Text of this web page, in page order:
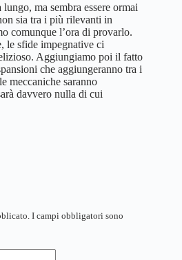
lungo, ma sembra essere ormai
sia tra i più rilevanti in
comunque l’ora di provarlo.
le sfide impegnative ci
Aggiungiamo poi il fatto
che aggiungeranno tra i
meccaniche saranno
davvero nulla di cui
I campi obbligatori sono